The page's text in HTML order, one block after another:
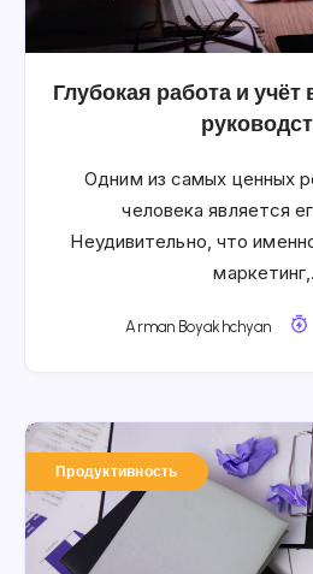
Глубокая работа и
Одним из самых ценных
человека является
Неудивительно, что
Arman Boyakhchyan
Продуктивность